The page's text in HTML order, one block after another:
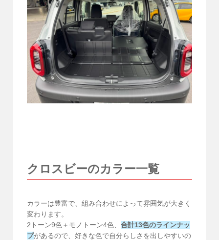
クロスビーのカラー一覧
カラーは豊富で、組み合わせによって雰囲気が大きく
変わります。
2トーン9色＋モノトーン4色、 合計13色のラインナッ
プがあるので、好きな色で自分らしさを出しやすいの